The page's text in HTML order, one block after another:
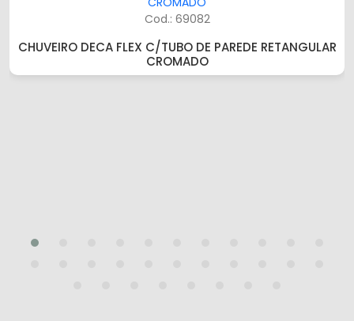
Cod.: 69082
CHUVEIRO DECA FLEX C/TUBO DE PAREDE RETANGULAR
CROMADO